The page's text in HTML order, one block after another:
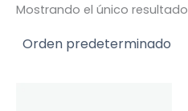
Mostrando el único resultado